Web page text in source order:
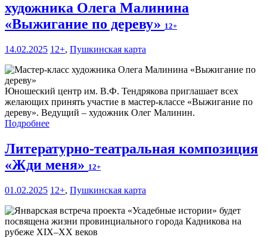
художника Олега Малинина
«Выжигание по дереву» 12+
14.02.2025 12+, Пушкинская карта
Юношеский центр им. В.Ф. Тендрякова приглашает всех
желающих принять участие в мастер-классе «Выжигание по
дереву». Ведущий – художник Олег Малинин.
Подробнее
Литературно-театральная композиция
«Жди меня» 12+
01.02.2025 12+, Пушкинская карта